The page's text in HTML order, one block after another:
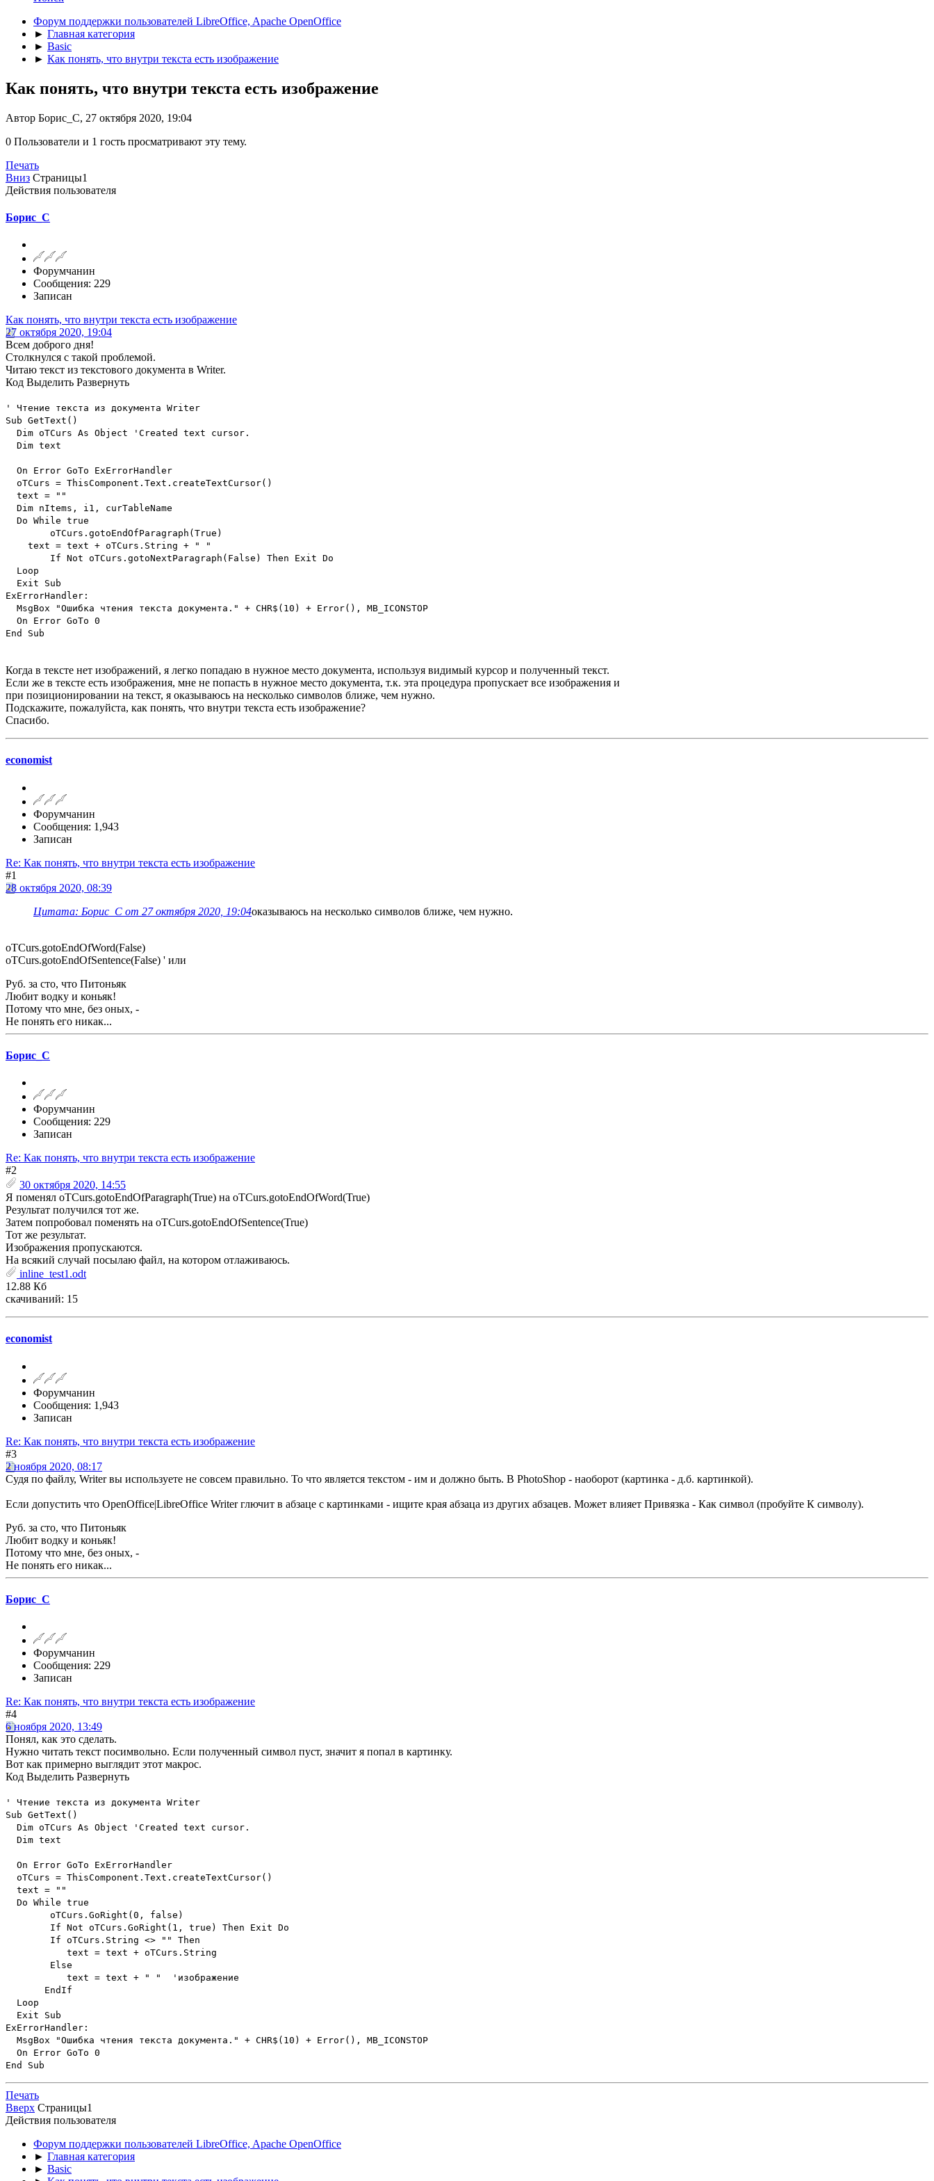
Форум поддержки пользователей LibreOffice, Apache OpenOffice
► Главная категория
► Basic
► Как понять, что внутри текста есть изображение
Как понять, что внутри текста есть изображение
Автор Борис_С, 27 октября 2020, 19:04
0 Пользователи и 1 гость просматривают эту тему.
Печать
Вниз Страницы1
Действия пользователя
Борис_С
Форумчанин
Сообщения: 229
Записан
Как понять, что внутри текста есть изображение
27 октября 2020, 19:04
Всем доброго дня!
Столкнулся с такой проблемой.
Читаю текст из текстового документа в Writer.
Код Выделить Развернуть
' Чтение текста из документа Writer
Sub GetText()
Dim oTCurs As Object 'Created text cursor.
Dim text
On Error GoTo ExErrorHandler
oTCurs = ThisComponent.Text.createTextCursor()
text = ""
Dim nItems, i1, curTableName
Do While true
oTCurs.gotoEndOfParagraph(True)
text = text + oTCurs.String + " "
If Not oTCurs.gotoNextParagraph(False) Then Exit Do
Loop
Exit Sub
ExErrorHandler:
MsgBox "Ошибка чтения текста документа." + CHR$(10) + Error(), MB_ICONSTOP
On Error GoTo 0
End Sub
Когда в тексте нет изображений, я легко попадаю в нужное место документа, используя видимый курсор и полученный текст.
Если же в тексте есть изображения, мне не попасть в нужное место документа, т.к. эта процедура пропускает все изображения и
при позиционировании на текст, я оказываюсь на несколько символов ближе, чем нужно.
Подскажите, пожалуйста, как понять, что внутри текста есть изображение?
Спасибо.
economist
Форумчанин
Сообщения: 1,943
Записан
Re: Как понять, что внутри текста есть изображение
#1
28 октября 2020, 08:39
Цитата: Борис_С от 27 октября 2020, 19:04оказываюсь на несколько символов ближе, чем нужно.
oTCurs.gotoEndOfWord(False)
oTCurs.gotoEndOfSentence(False) ' или
Руб. за сто, что Питоньяк
Любит водку и коньяк!
Потому что мне, без оных, -
Не понять его никак...
Борис_С
Форумчанин
Сообщения: 229
Записан
Re: Как понять, что внутри текста есть изображение
#2
30 октября 2020, 14:55
Я поменял oTCurs.gotoEndOfParagraph(True) на oTCurs.gotoEndOfWord(True)
Результат получился тот же.
Затем попробовал поменять на oTCurs.gotoEndOfSentence(True)
Тот же результат.
Изображения пропускаются.
На всякий случай посылаю файл, на котором отлаживаюсь.
inline_test1.odt
12.88 Кб
скачиваний: 15
economist
Форумчанин
Сообщения: 1,943
Записан
Re: Как понять, что внутри текста есть изображение
#3
2 ноября 2020, 08:17
Судя по файлу, Writer вы используете не совсем правильно. То что является текстом - им и должно быть. В PhotoShop - наоборот (картинка - д.б. картинкой).
Если допустить что OpenOffice|LibreOffice Writer глючит в абзаце с картинками - ищите края абзаца из других абзацев. Может влияет Привязка - Как символ (пробуйте К символу).
Руб. за сто, что Питоньяк
Любит водку и коньяк!
Потому что мне, без оных, -
Не понять его никак...
Борис_С
Форумчанин
Сообщения: 229
Записан
Re: Как понять, что внутри текста есть изображение
#4
6 ноября 2020, 13:49
Понял, как это сделать.
Нужно читать текст посимвольно. Если полученный символ пуст, значит я попал в картинку.
Вот как примерно выглядит этот макрос.
Код Выделить Развернуть
' Чтение текста из документа Writer
Sub GetText()
Dim oTCurs As Object 'Created text cursor.
Dim text
On Error GoTo ExErrorHandler
oTCurs = ThisComponent.Text.createTextCursor()
text = ""
Do While true
oTCurs.GoRight(0, false)
If Not oTCurs.GoRight(1, true) Then Exit Do
If oTCurs.String <> "" Then
text = text + oTCurs.String
Else
text = text + " " 'изображение
EndIf
Loop
Exit Sub
ExErrorHandler:
MsgBox "Ошибка чтения текста документа." + CHR$(10) + Error(), MB_ICONSTOP
On Error GoTo 0
End Sub
Печать
Вверх Страницы1
Действия пользователя
Форум поддержки пользователей LibreOffice, Apache OpenOffice
► Главная категория
► Basic